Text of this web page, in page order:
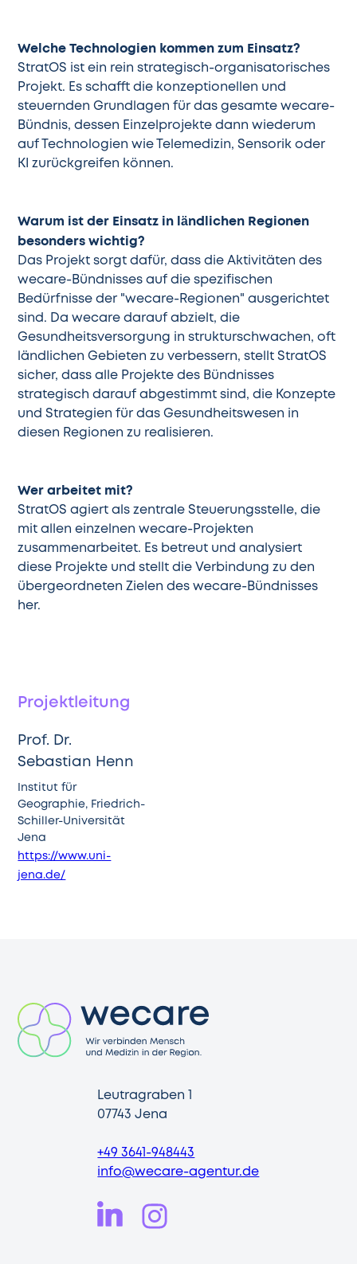
Welche Technologien kommen zum Einsatz?
StratOS ist ein rein strategisch-organisatorisches
Projekt. Es schafft die konzeptionellen und
steuernden Grundlagen für das gesamte wecare-
Bündnis, dessen Einzelprojekte dann wiederum
auf Technologien wie Telemedizin, Sensorik oder
KI zurückgreifen können.
Warum ist der Einsatz in ländlichen Regionen
besonders wichtig?
Das Projekt sorgt dafür, dass die Aktivitäten des
wecare-Bündnisses auf die spezifischen
Bedürfnisse der "wecare-Regionen" ausgerichtet
sind. Da wecare darauf abzielt, die
Gesundheitsversorgung in strukturschwachen, oft
ländlichen Gebieten zu verbessern, stellt StratOS
sicher, dass alle Projekte des Bündnisses
strategisch darauf abgestimmt sind, die Konzepte
und Strategien für das Gesundheitswesen in
diesen Regionen zu realisieren.
Wer arbeitet mit?
StratOS agiert als zentrale Steuerungsstelle, die
mit allen einzelnen wecare-Projekten
zusammenarbeitet. Es betreut und analysiert
diese Projekte und stellt die Verbindung zu den
übergeordneten Zielen des wecare-Bündnisses
her.
Projektleitung
Prof. Dr.
Sebastian Henn
Institut für
Geographie, Friedrich-
Schiller-Universität
Jena
https://www.uni-
jena.de/
Leutragraben 1
07743 Jena
+49 3641-948443
info@wecare-agentur.de